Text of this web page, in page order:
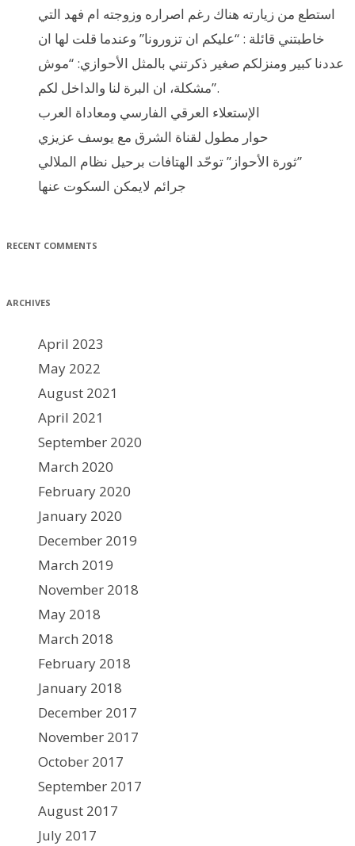
استطع من زيارته هناك رغم اصراره وزوجته ام فهد التي
خاطبتني قائلة : “عليكم ان تزورونا” وعندما قلت لها ان
عددنا كبير ومنزلكم صغير ذكرتني بالمثل الأحوازي: “موش
مشكلة، ان البرة لنا والداخل لكم”.
الإستعلاء العرقي الفارسي ومعاداة العرب
حوار مطول لقناة الشرق مع يوسف عزيزي
ثورة الأحواز” توحّد الهتافات برحيل نظام الملالي”
جرائم لايمكن السكوت عنها
RECENT COMMENTS
ARCHIVES
April 2023
May 2022
August 2021
April 2021
September 2020
March 2020
February 2020
January 2020
December 2019
March 2019
November 2018
May 2018
March 2018
February 2018
January 2018
December 2017
November 2017
October 2017
September 2017
August 2017
July 2017